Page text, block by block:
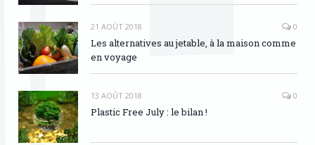
21 AOÛT 2018 0
Les alternatives au jetable, à la maison comme
en voyage
13 AOÛT 2018 0
Plastic Free July : le bilan !